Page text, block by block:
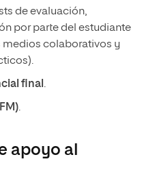
de evaluación,
por parte del estudiante
medios colaborativos y
final .
.
apoyo al